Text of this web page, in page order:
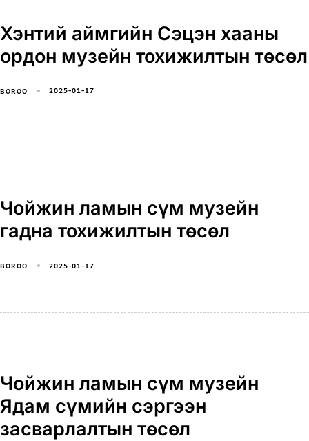
Хэнтий аймгийн Сэцэн хааны
ордон музейн тохижилтын төсөл
BOROO 2025-01-17
Чойжин ламын сүм музейн
гадна тохижилтын төсөл
BOROO 2025-01-17
Чойжин ламын сүм музейн
Ядам сүмийн сэргээн
засварлалтын төсөл